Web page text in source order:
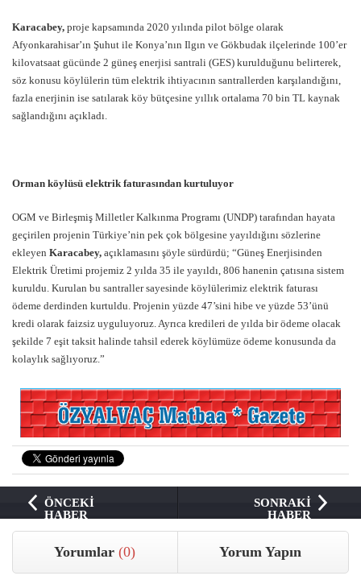
Karacabey, proje kapsamında 2020 yılında pilot bölge olarak
Afyonkarahisar’ın Şuhut ile Konya’nın Ilgın ve Gökbudak ilçelerinde 100’er
kilovatsaat gücünde 2 güneş enerjisi santrali (GES) kurulduğunu belirterek,
söz konusu köylülerin tüm elektrik ihtiyacının santrallerden karşılandığını,
fazla enerjinin ise satılarak köy bütçesine yıllık ortalama 70 bin TL kaynak
sağlandığını açıkladı.
Orman köylüsü elektrik faturasından kurtuluyor
OGM ve Birleşmiş Milletler Kalkınma Programı (UNDP) tarafından hayata
geçirilen projenin Türkiye’nin pek çok bölgesine yayıldığını sözlerine
ekleyen Karacabey, açıklamasını şöyle sürdürdü; “Güneş Enerjisinden
Elektrik Üretimi projemiz 2 yılda 35 ile yayıldı, 806 hanenin çatısına sistem
kuruldu. Kurulan bu santraller sayesinde köylülerimiz elektrik faturası
ödeme derdinden kurtuldu. Projenin yüzde 47’sini hibe ve yüzde 53’ünü
kredi olarak faizsiz uyguluyoruz. Ayrıca kredileri de yılda bir ödeme olacak
şekilde 7 eşit taksit halinde tahsil ederek köylümüze ödeme konusunda da
kolaylık sağlıyoruz.”
ÖNCEKİ
HABER
SONRAKİ
HABER
Yorumlar(0) Yorum Yapın